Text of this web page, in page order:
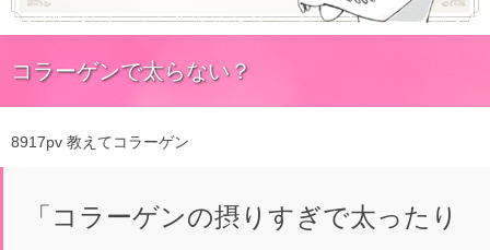
コラーゲンで太らない？
8917pv 教えてコラーゲン
「コラーゲンの摂りすぎで太ったり